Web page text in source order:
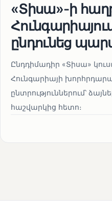
«Տիսա»-ի
ընդունեց
Ընդդիմադիր «Տիսա»
Հունգարիայի
ընտրություններում՝
հաշվարկից հետո։